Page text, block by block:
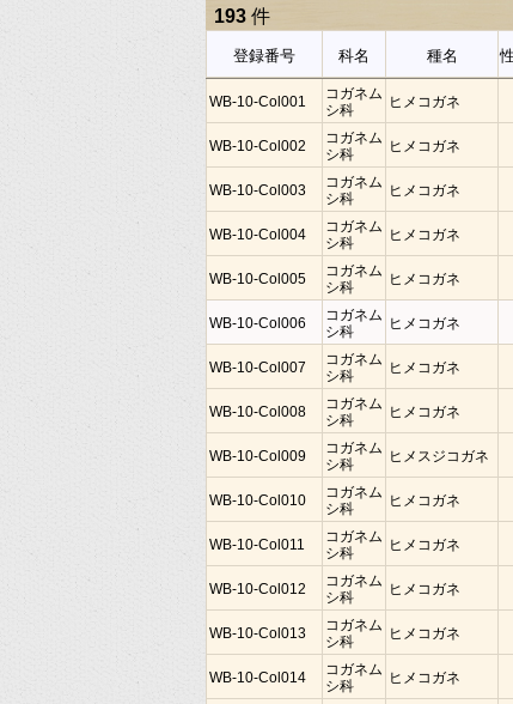
193 件
登録番号 科名 種名
WB-10-Col001
コガネム
シ科
ヒメコガネ
WB-10-Col002
コガネム
シ科
ヒメコガネ
WB-10-Col003
コガネム
シ科
ヒメコガネ
WB-10-Col004
コガネム
シ科
ヒメコガネ
WB-10-Col005
コガネム
シ科
ヒメコガネ
WB-10-Col006
コガネム
シ科
ヒメコガネ
WB-10-Col007
コガネム
シ科
ヒメコガネ
WB-10-Col008
コガネム
シ科
ヒメコガネ
WB-10-Col009
コガネム
シ科
ヒメスジコガネ
WB-10-Col010
コガネム
シ科
ヒメコガネ
WB-10-Col011
コガネム
シ科
ヒメコガネ
WB-10-Col012
コガネム
シ科
ヒメコガネ
WB-10-Col013
コガネム
シ科
ヒメコガネ
WB-10-Col014
コガネム
シ科
ヒメコガネ